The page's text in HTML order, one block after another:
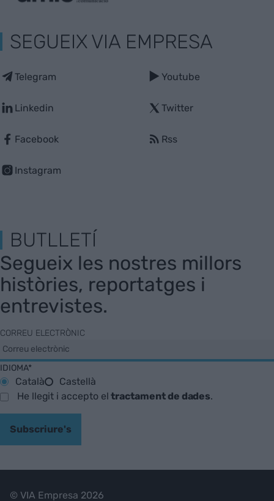
SEGUEIX VIA EMPRESA
Telegram
Linkedin
Facebook
Instagram
Youtube
Twitter
Rss
BUTLLETÍ
Segueix les nostres millors
històries, reportatges i
entrevistes.
CORREU ELECTRÒNIC
IDIOMA*
Català
Castellà
He llegit i accepto eltractament de dades.
Subscriure's
© VIA Empresa 2026